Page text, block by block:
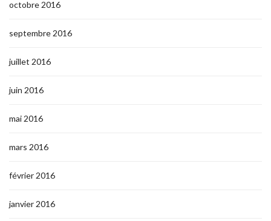
octobre 2016
septembre 2016
juillet 2016
juin 2016
mai 2016
mars 2016
février 2016
janvier 2016